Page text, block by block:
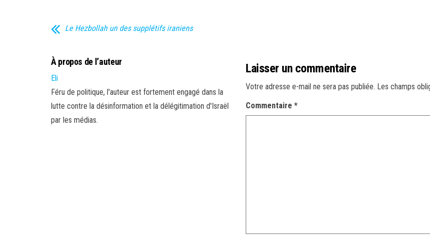
Le Hezbollah un des supplétifs iraniens
À propos de l’auteur
Eli
Féru de politique, l'auteur est fortement engagé dans la
lutte contre la désinformation et la délégitimation d'Israël
par les médias.
Laisser un commentaire
Votre adresse e-mail ne sera pas publiée. Les champs
Commentaire *